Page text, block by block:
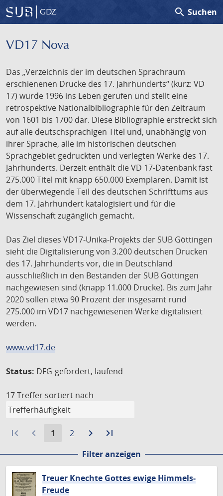
GDZ search Suchen
VD17 Nova
Das „Verzeichnis der im deutschen Sprachraum
erschienenen Drucke des 17. Jahrhunderts“ (kurz: VD
17) wurde 1996 ins Leben gerufen und stellt eine
retrospektive Nationalbibliographie für den Zeitraum
von 1601 bis 1700 dar. Diese Bibliographie erstreckt sich
auf alle deutschsprachigen Titel und, unabhängig von
ihrer Sprache, alle im historischen deutschen
Sprachgebiet gedruckten und verlegten Werke des 17.
Jahrhunderts. Derzeit enthält die VD 17-Datenbank fast
275.000 Titel mit knapp 650.000 Exemplaren. Damit ist
der überwiegende Teil des deutschen Schrifttums aus
dem 17. Jahrhundert katalogisiert und für die
Wissenschaft zugänglich gemacht.
Das Ziel dieses VD17-Unika-Projekts der SUB Göttingen
sieht die Digitalisierung von 3.200 deutschen Drucken
des 17. Jahrhunderts vor, die in Deutschland
ausschließlich in den Beständen der SUB Göttingen
nachgewiesen sind (knapp 11.000 Drucke). Bis zum Jahr
2020 sollen etwa 90 Prozent der insgesamt rund
275.000 im VD17 nachgewiesenen Werke digitalisiert
werden.
www.vd17.de
Status: DFG-gefördert, laufend
17 Treffer sortiert nach
first_page navigate_before
Aktuelle
1
Gehe
Seite
2 navigate_next
Zur
Seite
last_page
Seite
Filter anzeigen
Treuer Knechte Gottes ewige Himmels-
Freude